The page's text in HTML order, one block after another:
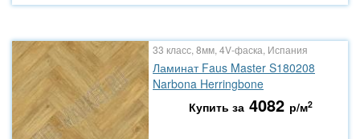
33 класс, 8мм, 4V-фаска, Испания
Ламинат Faus Master S180208
Narbona Herringbone
Купить за 4082 р/м2